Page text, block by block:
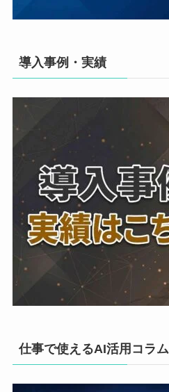
導入事例・実績
仕事で使えるAI活用コラム